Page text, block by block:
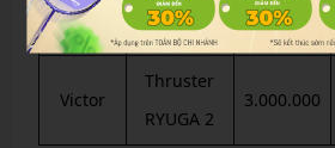
Lining Axforce 80 2.000.000
Victor
Thruster
RYUGA 2
3.000.000